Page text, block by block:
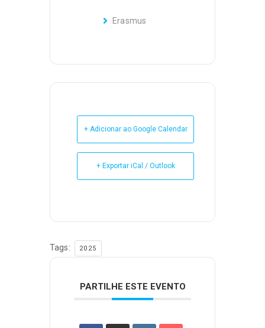
Erasmus
+ Adicionar ao Google Calendar
+ Exportar iCal / Outlook
Tags: 2025
PARTILHE ESTE EVENTO